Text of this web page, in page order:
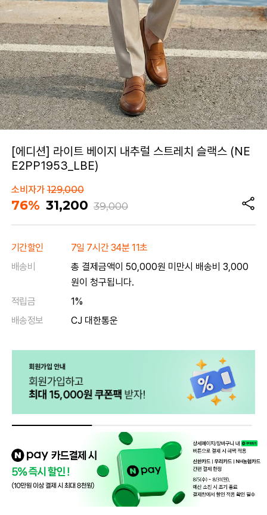
[에디션] 라이트 베이지 내추럴 스트레치 슬랙스 (NE
E2PP1953_LBE)
소비자가129,000
76% 31,200 39,000
기간할인
7일 7시간 34분 11초
배송비
총 결제금액이 50,000원 미만시 배송비 3,000
원이 청구됩니다.
적립금
1%
배송정보
CJ 대한통운